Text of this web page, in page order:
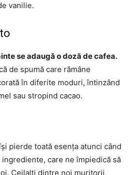
vanilie.
se adaugă o doză de cafea.
de spumă care rămâne
în diferite moduri, întinzând
sau stropind cacao.
pierde toată esența atunci când
care ne împiedică să
Ceilalți dintre noi muritorii,